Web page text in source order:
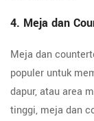
4. Meja dan
Meja dan
populer untuk
dapur, atau area
tinggi, meja dan